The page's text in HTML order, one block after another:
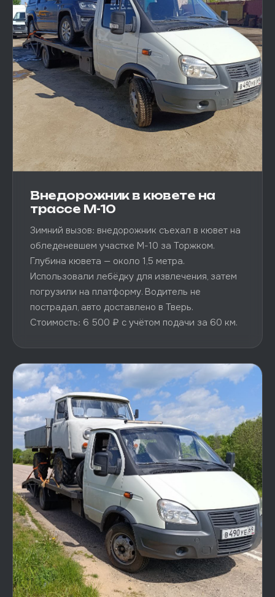
Внедорожник в кювете на
трассе М-10
Зимний вызов: внедорожник съехал в кювет на
обледеневшем участке М-10 за Торжком.
Глубина кювета — около 1,5 метра.
Использовали лебёдку для извлечения, затем
погрузили на платформу. Водитель не
пострадал, авто доставлено в Тверь.
Стоимость: 6 500 ₽ с учётом подачи за 60 км.